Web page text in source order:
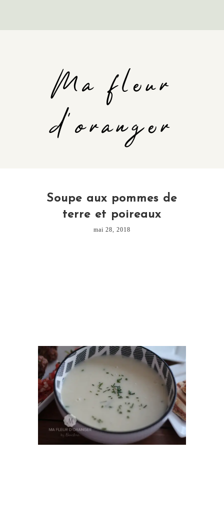
Ma fleur
d'oranger
Soupe aux pommes de
terre et poireaux
mai 28, 2018